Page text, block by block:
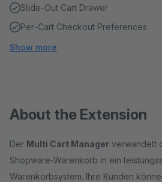
Slide‑Out Cart Drawer
Per‑Cart Checkout Preferences
Show more
About the Extension
Der Multi Cart Manager verwandelt
Shopware-Warenkorb in ein
Warenkorbsystem. Ihre Kunden